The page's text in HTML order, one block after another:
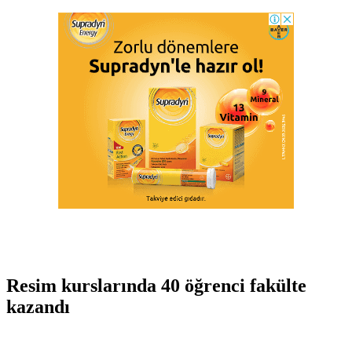
Resim kurslarında 40 öğrenci fakülte
kazandı